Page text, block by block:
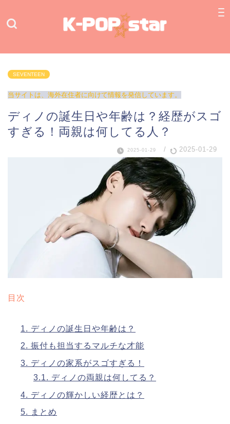
SEVENTEEN
当サイトは、海外在住者に向けて情報を発信しています。
ディノの誕生日や年齢は？経歴がスゴ
すぎる！両親は何してる人？
2025-01-29 / 2025-01-29
目次
1. ディノの誕生日や年齢は？
2. 振付も担当するマルチな才能
3. ディノの家系がスゴすぎる！
3.1. ディノの両親は何してる？
4. ディノの輝かしい経歴とは？
5. まとめ